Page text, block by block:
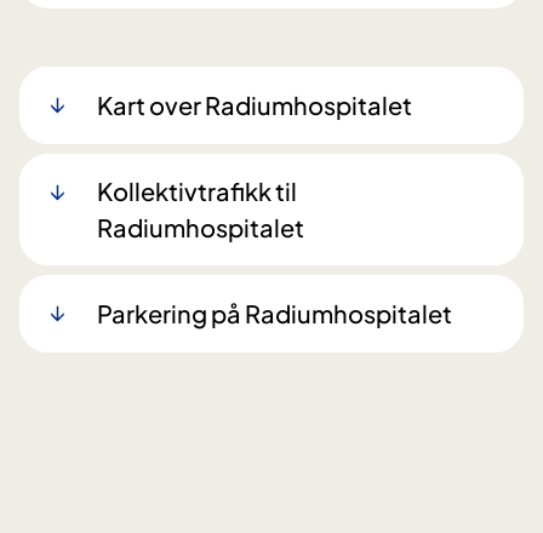
Kart over Radiumhospitalet
Kollektivtrafikk til
Radiumhospitalet
Parkering på Radiumhospitalet